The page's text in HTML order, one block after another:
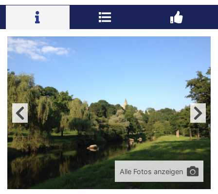
Alle Fotos anzeigen